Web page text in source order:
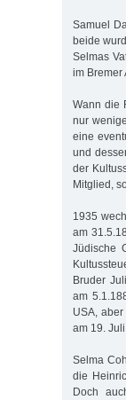
Samuel
beide
Selmas
im Bremer
Wann die
nur
eine
und
der
Mitglied,
1935
am
Jüdische
Bruder
am
USA,
am 19.
Selma
die
Doch